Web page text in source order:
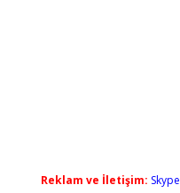
Reklam ve İletişim: